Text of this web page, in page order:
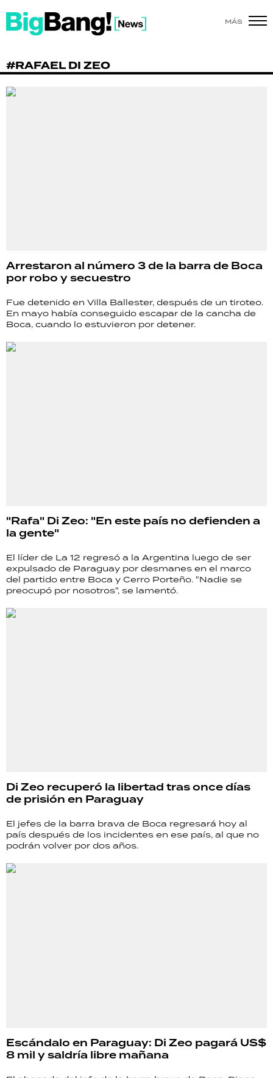
MÁS
#RAFAEL DI ZEO
Arrestaron al número 3 de la barra de Boca
por robo y secuestro
Fue detenido en Villa Ballester, después de un tiroteo.
En mayo había conseguido escapar de la cancha de
Boca, cuando lo estuvieron por detener.
"Rafa" Di Zeo: "En este país no defienden a
la gente"
El líder de La 12 regresó a la Argentina luego de ser
expulsado de Paraguay por desmanes en el marco
del partido entre Boca y Cerro Porteño. "Nadie se
preocupó por nosotros", se lamentó.
Di Zeo recuperó la libertad tras once días
de prisión en Paraguay
El jefes de la barra brava de Boca regresará hoy al
país después de los incidentes en ese país, al que no
podrán volver por dos años.
Escándalo en Paraguay: Di Zeo pagará US$
8 mil y saldría libre mañana
SHOW
POLÍTICA
DEPORTES
TECNOLOGÍA
RECETAS